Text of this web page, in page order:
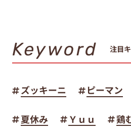
Keyword 注目
ズッキーニ ピーマン
夏休み Ｙｕｕ 鶏